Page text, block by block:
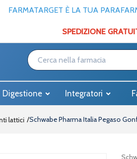
FARMATARGET È LA TUA
SPEDIZIONE
Digestione Integratori
lattici Schwabe Pharma Italia Pegaso